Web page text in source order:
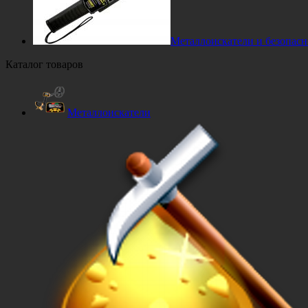
Металлоискатели и
Каталог товаров
Металлоискатели